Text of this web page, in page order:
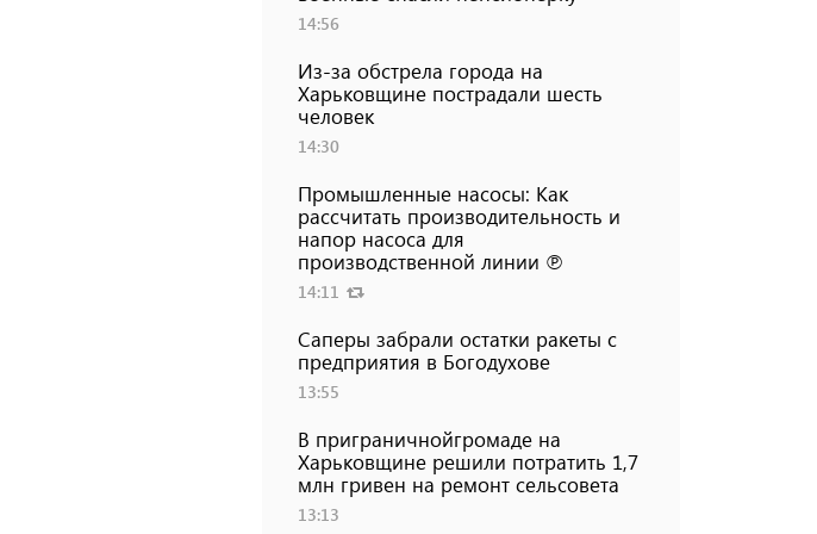
14:56
Из-за обстрела города на
Харьковщине пострадали шесть
человек
14:30
Промышленные насосы: Как
рассчитать производительность и
напор насоса для
производственной линии ℗
14:11
Саперы забрали остатки ракеты с
предприятия в Богодухове
13:55
В приграничнойгромаде на
Харьковщине решили потратить 1,7
млн ​​гривен на ремонт сельсовета
13:13